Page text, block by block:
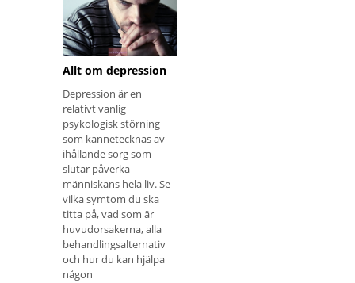
Allt om depression
Depression är en
relativt vanlig
psykologisk störning
som kännetecknas av
ihållande sorg som
slutar påverka
människans hela liv. Se
vilka symtom du ska
titta på, vad som är
huvudorsakerna, alla
behandlingsalternativ
och hur du kan hjälpa
någon